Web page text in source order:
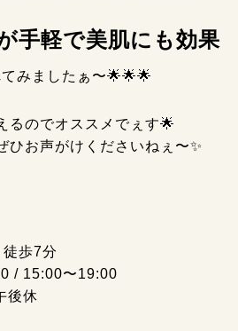
手軽で美肌にも効果
みましたぁ〜🌟🌟🌟
るのでオススメでぇす🌟
ひお声がけくださいねぇ〜✨
歩7分
/ 15:00〜19:00
後休